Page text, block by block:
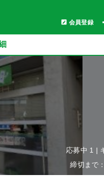
会員登録
応募中 1 |
締切まで